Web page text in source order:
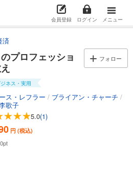
会員登録 ログイン メニュー
済
プロフェッショ
フォロー
ジネス・実用
ス・レフラー / ブライアン・チャーチ /
歌子
5.0(1)
円 (税込)
pt